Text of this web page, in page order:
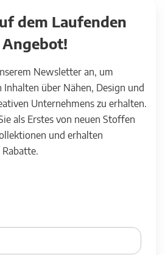
dem Laufenden
Newsletter an, um
Inhalten über Nähen, Design und
Unternehmens zu erhalten.
als Erstes von neuen Stoffen
und erhalten